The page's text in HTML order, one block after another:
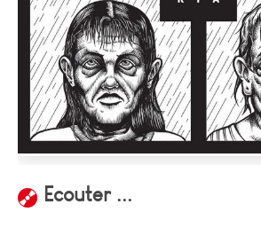
Ecouter ...